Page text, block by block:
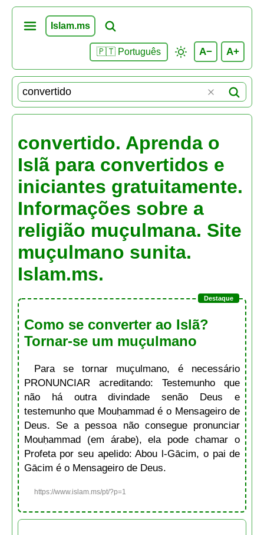
Islam.ms
🇵🇹 Português A− A+
convertido. Aprenda o
Islã para convertidos e
iniciantes gratuitamente.
Informações sobre a
religião muçulmana. Site
muçulmano sunita.
Islam.ms.
Como se converter ao Islã?
Tornar-se um muçulmano
Para se tornar muçulmano, é necessário
PRONUNCIAR acreditando: Testemunho que
não há outra divindade senão Deus e
testemunho que Mouḥammad é o Mensageiro de
Deus. Se a pessoa não consegue pronunciar
Mouḥammad (em árabe), ela pode chamar o
Profeta por seu apelido: Abou l-Gācim, o pai de
Gācim é o Mensageiro de Deus.
https://www.islam.ms/pt/?p=1